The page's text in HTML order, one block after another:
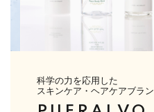
科学の力を応用した
スキンケア・ヘアケアブランド